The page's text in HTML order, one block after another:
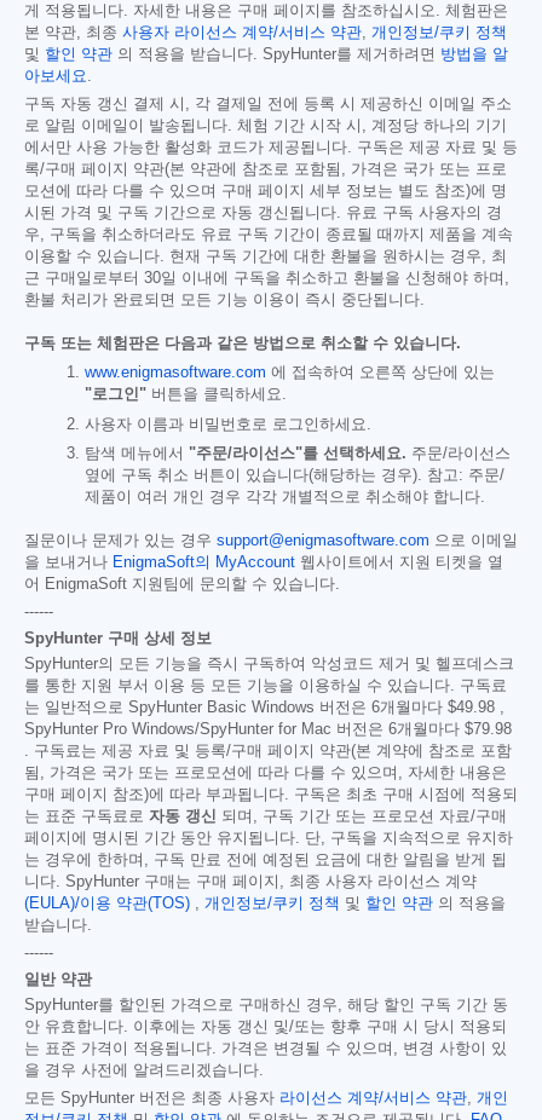
게 적용됩니다. 자세한 내용은 구매 페이지를 참조하십시오. 체험판은
본 약관, 최종 사용자 라이선스 계약/서비스 약관, 개인정보/쿠키 정책
및 할인 약관 의 적용을 받습니다. SpyHunter를 제거하려면 방법을 알
아보세요.
구독 자동 갱신 결제 시, 각 결제일 전에 등록 시 제공하신 이메일 주소
로 알림 이메일이 발송됩니다. 체험 기간 시작 시, 계정당 하나의 기기
에서만 사용 가능한 활성화 코드가 제공됩니다. 구독은 제공 자료 및 등
록/구매 페이지 약관(본 약관에 참조로 포함됨, 가격은 국가 또는 프로
모션에 따라 다를 수 있으며 구매 페이지 세부 정보는 별도 참조)에 명
시된 가격 및 구독 기간으로 자동 갱신됩니다. 유료 구독 사용자의 경
우, 구독을 취소하더라도 유료 구독 기간이 종료될 때까지 제품을 계속
이용할 수 있습니다. 현재 구독 기간에 대한 환불을 원하시는 경우, 최
근 구매일로부터 30일 이내에 구독을 취소하고 환불을 신청해야 하며,
환불 처리가 완료되면 모든 기능 이용이 즉시 중단됩니다.
구독 또는 체험판은 다음과 같은 방법으로 취소할 수 있습니다.
www.enigmasoftware.com 에 접속하여 오른쪽 상단에 있는
"로그인" 버튼을 클릭하세요.
사용자 이름과 비밀번호로 로그인하세요.
탐색 메뉴에서 "주문/라이선스"를 선택하세요. 주문/라이선스
옆에 구독 취소 버튼이 있습니다(해당하는 경우). 참고: 주문/
제품이 여러 개인 경우 각각 개별적으로 취소해야 합니다.
질문이나 문제가 있는 경우 support@enigmasoftware.com 으로 이메일
을 보내거나 EnigmaSoft의 MyAccount 웹사이트에서 지원 티켓을 열
어 EnigmaSoft 지원팀에 문의할 수 있습니다.
------
SpyHunter 구매 상세 정보
SpyHunter의 모든 기능을 즉시 구독하여 악성코드 제거 및 헬프데스크
를 통한 지원 부서 이용 등 모든 기능을 이용하실 수 있습니다. 구독료
는 일반적으로 SpyHunter Basic Windows 버전은 6개월마다 $49.98 ,
SpyHunter Pro Windows/SpyHunter for Mac 버전은 6개월마다 $79.98
. 구독료는 제공 자료 및 등록/구매 페이지 약관(본 계약에 참조로 포함
됨, 가격은 국가 또는 프로모션에 따라 다를 수 있으며, 자세한 내용은
구매 페이지 참조)에 따라 부과됩니다. 구독은 최초 구매 시점에 적용되
는 표준 구독료로 자동 갱신 되며, 구독 기간 또는 프로모션 자료/구매
페이지에 명시된 기간 동안 유지됩니다. 단, 구독을 지속적으로 유지하
는 경우에 한하며, 구독 만료 전에 예정된 요금에 대한 알림을 받게 됩
니다. SpyHunter 구매는 구매 페이지, 최종 사용자 라이선스 계약
(EULA)/이용 약관(TOS) , 개인정보/쿠키 정책 및 할인 약관 의 적용을
받습니다.
------
일반 약관
SpyHunter를 할인된 가격으로 구매하신 경우, 해당 할인 구독 기간 동
안 유효합니다. 이후에는 자동 갱신 및/또는 향후 구매 시 당시 적용되
는 표준 가격이 적용됩니다. 가격은 변경될 수 있으며, 변경 사항이 있
을 경우 사전에 알려드리겠습니다.
모든 SpyHunter 버전은 최종 사용자 라이선스 계약/서비스 약관, 개인